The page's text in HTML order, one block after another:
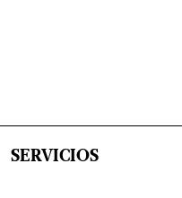
SERVICIOS